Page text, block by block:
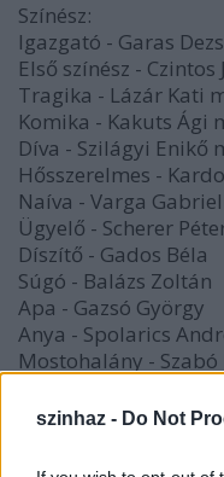
szinhaz - Do Not
Színész:
Igazgató - Garas
Első színész - Czintos
Tragika - Lázár Kati
Komika - Kakuts Ági
Díva - Szilágyi Enikő
Hősszerelmes -
Naíva - Varga
Ügyelő - Scherer
Díszítő - Gados Béla
Súgó - Balázs Zoltán
Apa - Gazsó György
Anya - Spolarics
Mostohalány -
Kisfiú - Tausz Péter
Madame Pace -